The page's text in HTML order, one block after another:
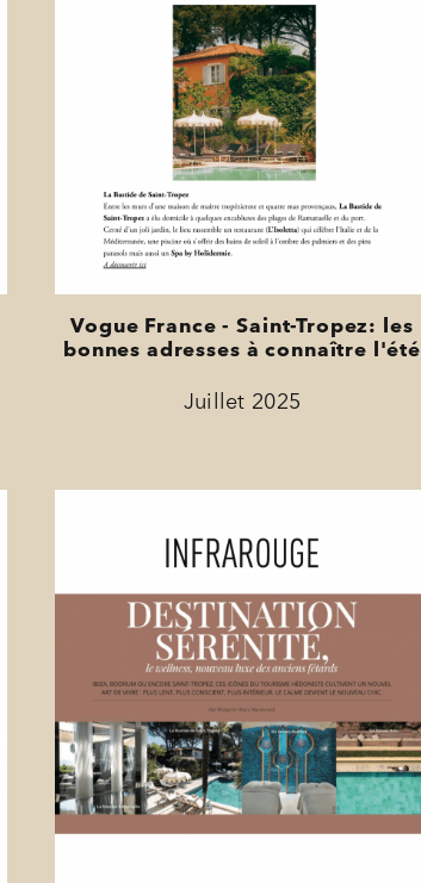
Vogue France - Saint-Tropez: les
bonnes adresses à connaître l'été
Juillet 2025